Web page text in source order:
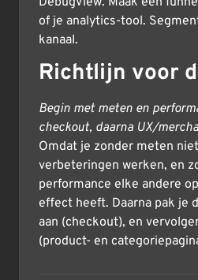
of je analytics-tool.
kanaal.
Richtlijn voor
Begin met meten en
checkout, daarna UX/
Omdat je zonder meten
verbeteringen werken, en
performance elke andere
effect heeft. Daarna pak je
aan (checkout), en
(product- en